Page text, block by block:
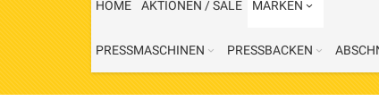
HOME AKTIONEN / SALE MARKEN
PRESSMASCHINEN PRESSBACKEN